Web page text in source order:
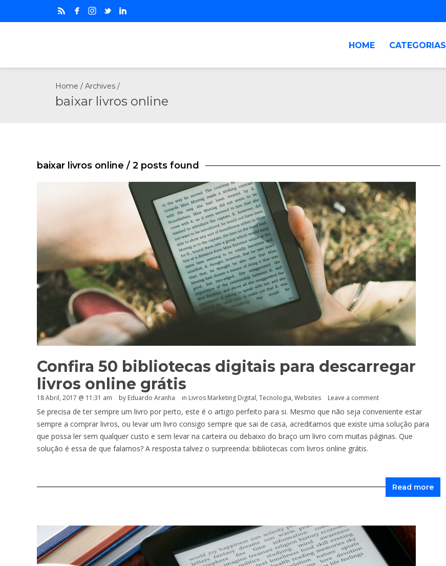
HOME CATEGORIAS
Home / Archives /
baixar livros online
baixar livros online / 2 posts found
Confira 50 bibliotecas digitais para descarregar
livros online grátis
18 Abril, 2017 @ 11:31 am by Eduardo Aranha in Livros Marketing Digital, Tecnologia, Websites Leave a comment
Se precisa de ter sempre um livro por perto, este é o artigo perfeito para si. Mesmo que não seja conveniente estar
sempre a comprar livros, ou levar um livro consigo sempre que sai de casa, acreditamos que existe uma solução para
que possa ler sem qualquer custo e sem levar na carteira ou debaixo do braço um livro com muitas páginas. Que
solução é essa de que falamos? A resposta talvez o surpreenda: bibliotecas com livros online grátis.
Read more